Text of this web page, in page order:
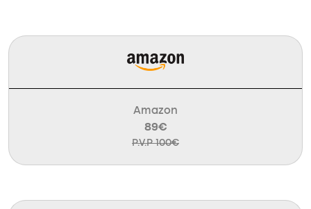
Amazon
89€
P.V.P 100€